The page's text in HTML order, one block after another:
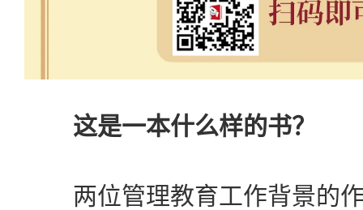
这是一本什么样的书？
两位管理教育工作背景的作